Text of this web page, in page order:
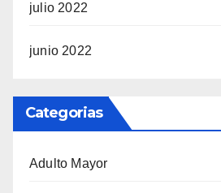
julio 2022
junio 2022
Categorias
Adulto Mayor